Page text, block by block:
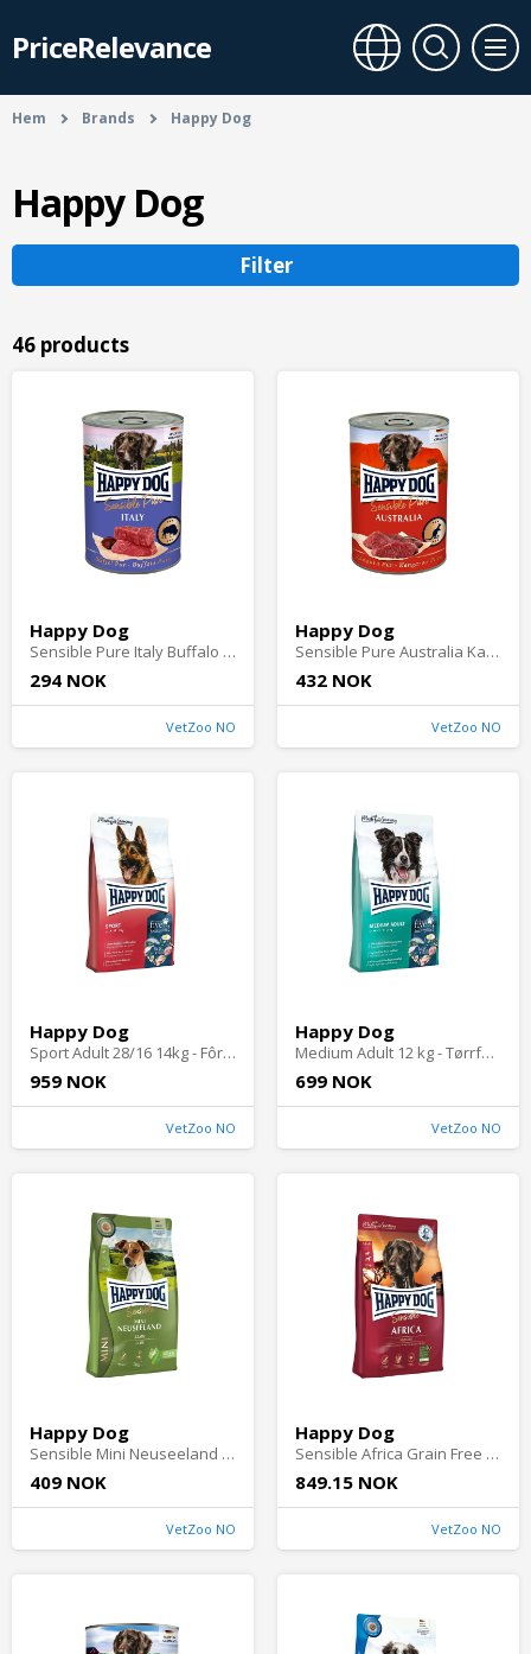
PriceRelevance
Hem Brands Happy Dog
Happy Dog
Filter
46 products
Happy Dog
Sensible Pure Italy Buffalo Våtfôr til hund 400 g
294 NOK
VetZoo NO
Happy Dog
Sensible Pure Australia Kangaroo Våtfôr til Hund 400 g
432 NOK
VetZoo NO
Happy Dog
Sport Adult 28/16 14kg - Fôr til aktive hunder
959 NOK
VetZoo NO
Happy Dog
Medium Adult 12 kg - Tørrfôr til hund
699 NOK
VetZoo NO
Happy Dog
Sensible Mini Neuseeland 4 kg - Hundefôr til følsom hud & pels
409 NOK
VetZoo NO
Happy Dog
Sensible Africa Grain Free 11kg - Hundefôr til følsom hud & pels
849.15 NOK
VetZoo NO